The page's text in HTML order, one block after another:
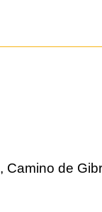
, Camino de